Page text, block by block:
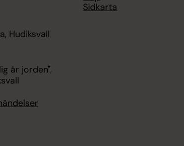
Hudiksvall
är jorden",
Sidkarta